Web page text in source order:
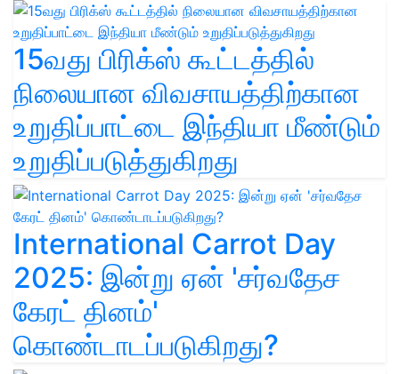
15வது பிரிக்ஸ் கூட்டத்தில்
நிலையான விவசாயத்திற்கான
உறுதிப்பாட்டை இந்தியா மீண்டும்
உறுதிப்படுத்துகிறது
International Carrot Day
2025: இன்று ஏன் 'சர்வதேச
கேரட் தினம்'
கொண்டாடப்படுகிறது?